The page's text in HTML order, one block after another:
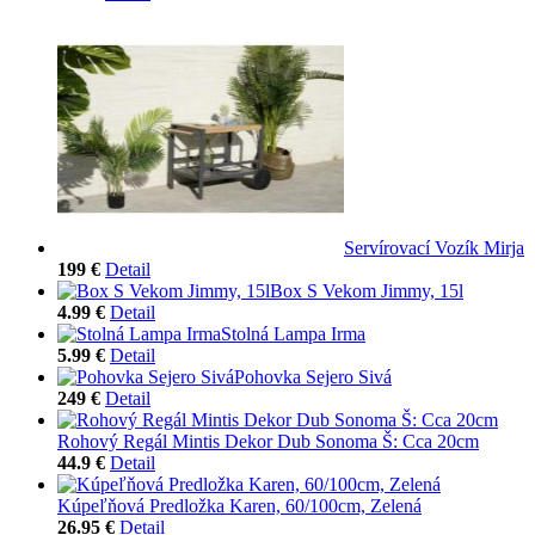
Servírovací Vozík Mirja
199 € Detail
Box S Vekom Jimmy, 15l
4.99 € Detail
Stolná Lampa Irma
5.99 € Detail
Pohovka Sejero Sivá
249 € Detail
Rohový Regál Mintis Dekor Dub Sonoma Š: Cca 20cm
44.9 € Detail
Kúpeľňová Predložka Karen, 60/100cm, Zelená
26.95 € Detail